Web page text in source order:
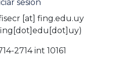
sesión
[at] fing.edu.uy
2714 int 10161